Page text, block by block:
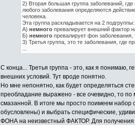
2) Вторая большая группа заболеваний,
любого заболевания определяются
человека.
Эта группа раскладывается на 2 подгруппы:
А) немного превалирует внешний фактор
Б) немного превалирует фон заболевания,
3) Третья группа, это те заболевания, где
С конца... Третья группа - это, как я понимаю,
внешних условий. Тут вроде понятно.
Но мне непонятно, как будет определяться
преобладание выражено - все очевидно, то по
смазанной. В итоге мы просто поимеем набор
обусловлены) и выбрать специфические,
ФОНА на неизвестный ФАКТОР. Для получения